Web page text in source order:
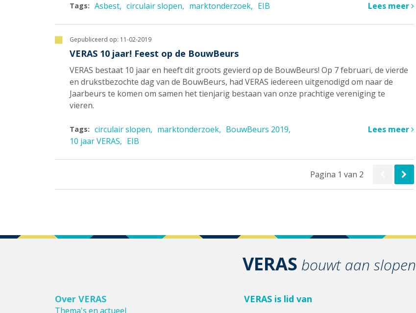
Tags: Asbest circulair slopen marktonderzoek EIB Lees meer
Gepubliceerd op: 11-02-2019
VERAS 10 jaar! Feest op de BouwBeurs
VERAS bestaat 10 jaar en heeft dit groots gevierd op de BouwBeurs! Op 7 februari, de vierde
en drukstbezochte dag van de BouwBeurs, had VERAS iedereen uitgenodigd om naar de
Jaarbeurs te komen om samen het tienjarig bestaan van onze prachtige vereniging te
vieren.
Tags: circulair slopen marktonderzoek
BouwBeurs 2019
10 jaar VERAS
EIB
Lees meer
Pagina 1 van 2
VERAS bouwt aan slopen
Over VERAS
Thema's en actueel
VERAS is lid van